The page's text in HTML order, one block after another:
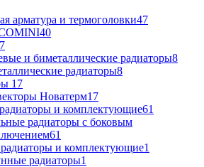
арматура и термоголовки47
40
7
и биметаллические радиаторы8
радиаторы8
17
Новатерм17
и комплектующие61
радиаторы с боковым
61
и комплектующие1
радиаторы1